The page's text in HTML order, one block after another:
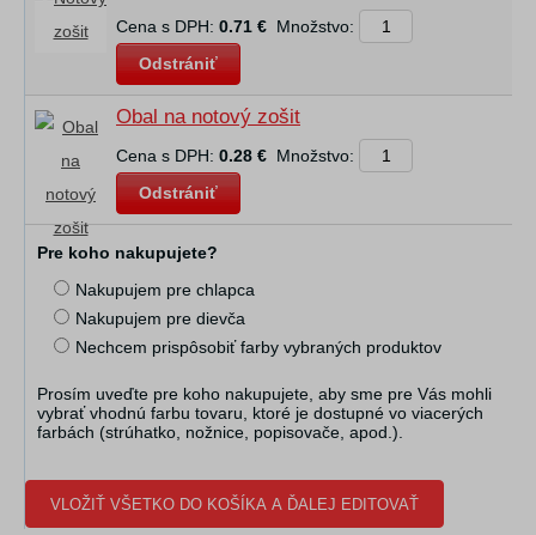
Cena s DPH: 0.71 € Množstvo:
Odstrániť
Obal na notový zošit
Cena s DPH: 0.28 € Množstvo:
Odstrániť
Pre koho nakupujete?
Nakupujem pre chlapca
Nakupujem pre dievča
Nechcem prispôsobiť farby vybraných produktov
Prosím uveďte pre koho nakupujete, aby sme pre Vás mohli
vybrať vhodnú farbu tovaru, ktoré je dostupné vo viacerých
farbách (strúhatko, nožnice, popisovače, apod.).
VLOŽIŤ VŠETKO DO KOŠÍKA A ĎALEJ EDITOVAŤ